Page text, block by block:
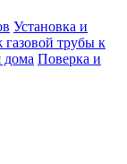
Установка и
трубы к
дома Поверка и